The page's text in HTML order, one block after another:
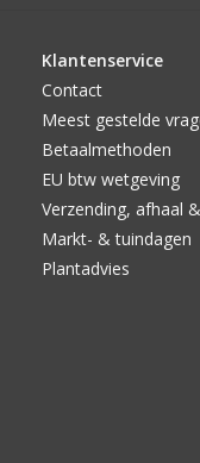
Klantenservice
Contact
Meest gestelde
Betaalmethoden
EU btw wetgeving
Verzending, afhaal
Markt- & tuindagen
Plantadvies